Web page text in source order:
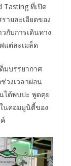
ที่เปิด
ายละเอียดของ
กับการเดินทาง
แต่ละเมล็ด
มบรรยากาศ
วงเวลาผ่อน
ได้พบปะ พูดคุย
นคอมมูนิตี้ของ